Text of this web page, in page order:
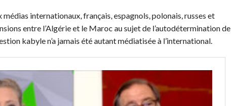
internationaux, français, espagnols, polonais, russes et
entre l’Algérie et le Maroc au sujet de l’autodétermination de
kabyle n’a jamais été autant médiatisée à l’international.